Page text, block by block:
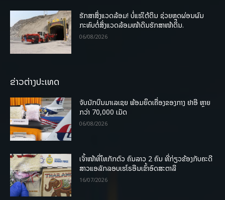
ຮັກສາສິ່ງແວດລ້ອມ! ບໍ່ແຮ່ໃຕ້ດິນ ຊ່ວຍຫຼຸດຜ່ອນຜົນ
ກະທົບຕໍ່ສິ່ງແວດລ້ອມໜ້າດິນຮັກສາໜ້າດິນ.
06/08/2026
ຂ່າວຕ່າງປະເທດ
ຈັບນັກບິນມາເລເຊຍ ພ້ອມຍຶດເຄື່ອງຂອງກາງ ຢາອີ ຫຼາຍ
ກວ່າ 70,000 ເມັດ
06/08/2026
ເຈົ້າໜ້າທີ່ໄທກັກຕົວ ຄົນລາວ 2 ຄົນ ທີ່ກ່ຽວຂ້ອງກັບຄະດີ
ສາວແອລັກລອບເຮໂຣອີນເຂົ້າອົດສະຕາລີ
16/07/2026